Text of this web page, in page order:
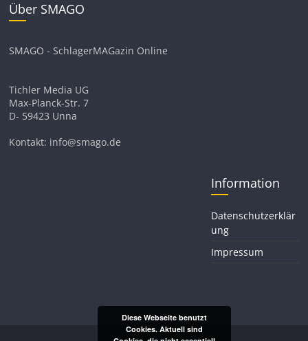
Über SMAGO
SMAGO - SchlagerMAGazin Online
Tichler Media UG
Max-Planck-Str. 7
D- 59423 Unna
Kontakt: info@smago.de
Information
Datenschutzerklär
ung
Impressum
Diese Webseite benutzt
Cookies. Aktuell sind